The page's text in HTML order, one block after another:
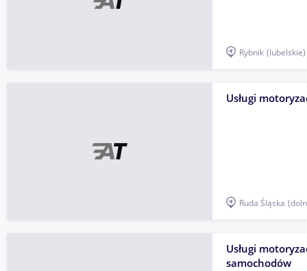
Rybnik (lubelskie)
Usługi
Ruda Śląska
Usługi
samochodów